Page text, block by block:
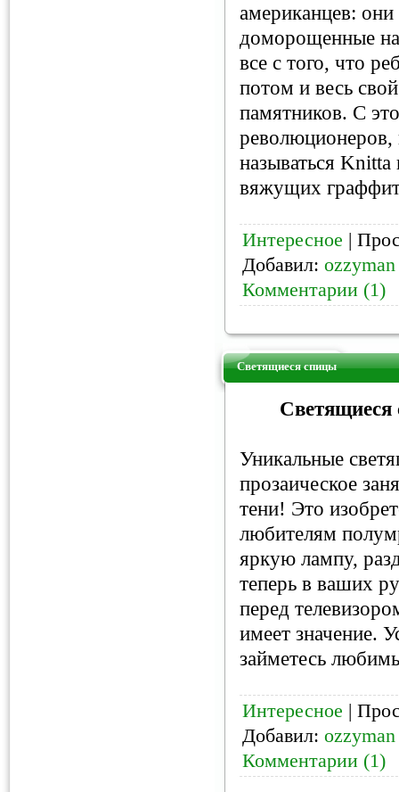
американцев:
доморощенные
все с того, что
потом и весь
памятников. С
называться Knitta
вяжущих
Интересное |
Добавил: ozzyman
Комментарии (1)
Светящиеся спицы
Светящиеся
Уникальные
прозаическое
тени! Это
любителям
яркую лампу,
теперь в ваших
перед
имеет значение.
займетесь
Интересное |
Добавил: ozzyman
Комментарии (1)